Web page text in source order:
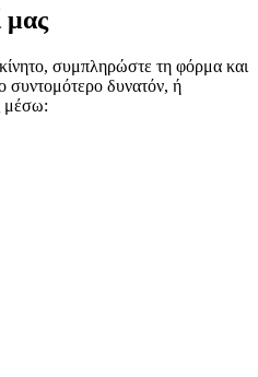
μας
συμπληρώστε τη φόρμα και
συντομότερο δυνατόν, ή
μέσω: